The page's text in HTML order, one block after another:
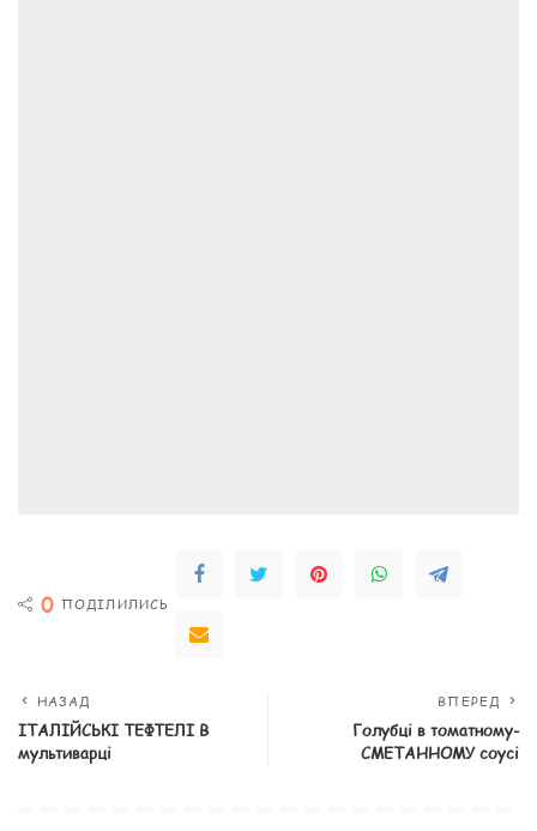
0 ПОДІЛИЛИСЬ
НАЗАД
ІТАЛІЙСЬКІ ТЕФТЕЛІ В
мультиварці
ВПЕРЕД
Голубці в томатному-
СМЕТАННОМУ соусі